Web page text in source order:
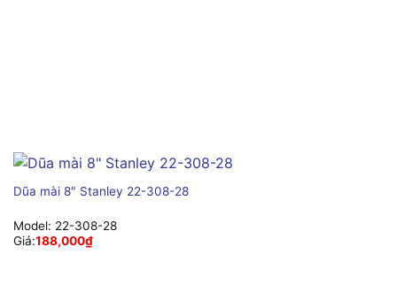
Dũa mài 8″ Stanley 22-308-28
Model: 22-308-28
Giá:188,000₫